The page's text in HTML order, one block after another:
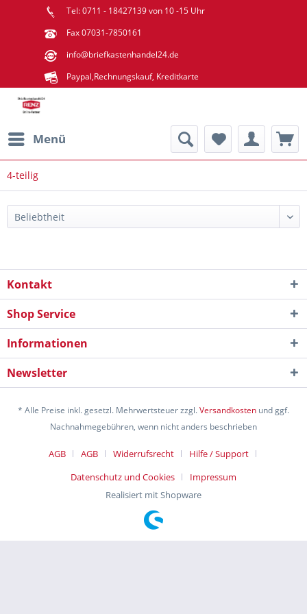
Tel: 0711 - 18427139 von 10 -15 Uhr
Fax 07031-7850161
info@briefkastenhandel24.de
Paypal,Rechnungskauf, Kreditkarte
Menü
4-teilig
Kontakt
Shop Service
Informationen
Newsletter
* Alle Preise inkl. gesetzl. Mehrwertsteuer zzgl.Versandkosten und ggf.
Nachnahmegebühren, wenn nicht anders beschrieben
AGB AGB Widerrufsrecht
Hilfe / Support
Datenschutz und Cookies
Impressum
Realisiert mit Shopware